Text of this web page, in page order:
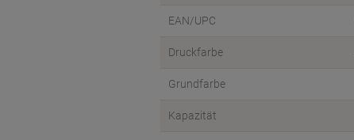
EAN/UPC
Druckfarbe
Grundfarbe
Kapazität